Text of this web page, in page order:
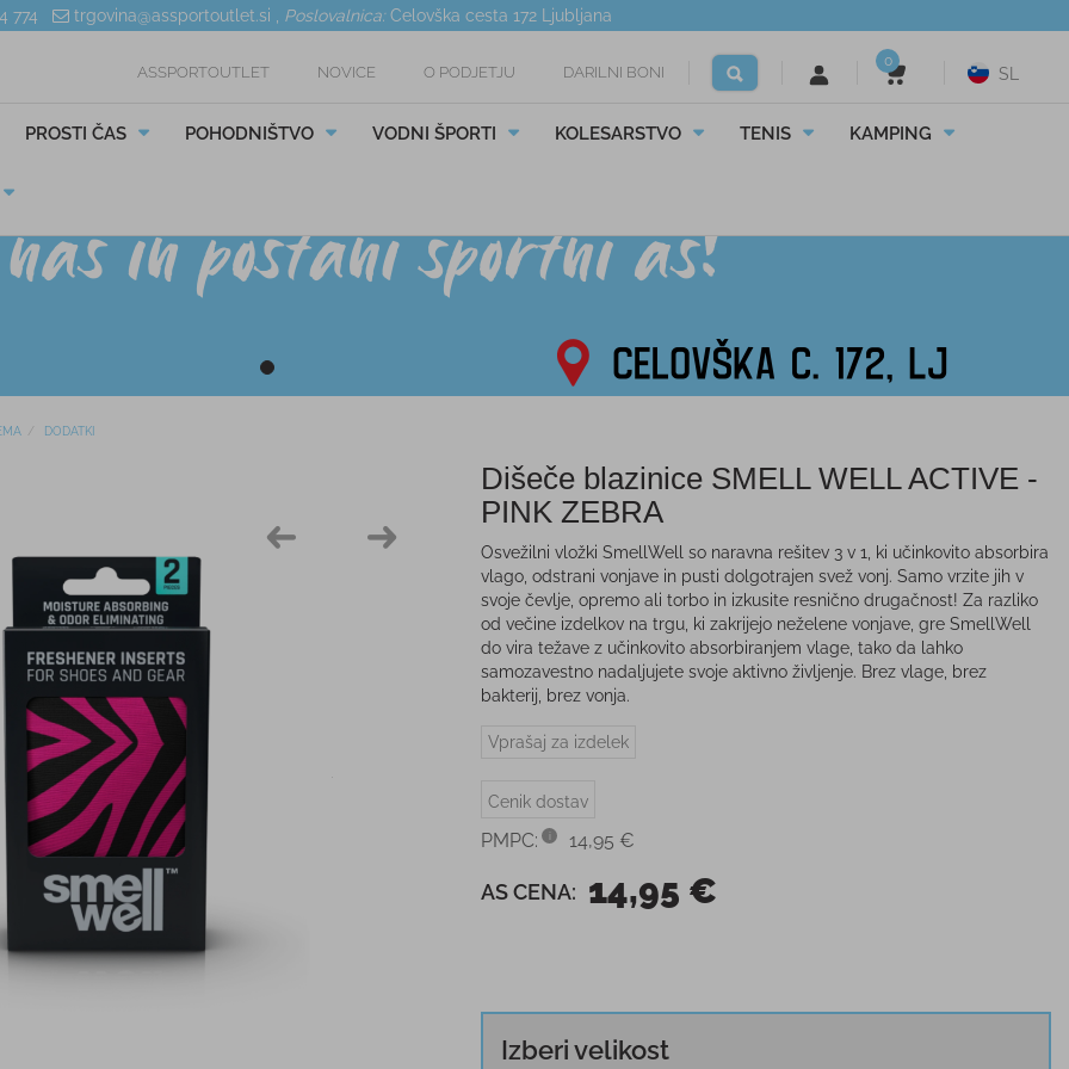
774 trgovina@assportoutlet.si Poslovalnica: Celovška cesta 172Ljubljana
ASSPORTOUTLET NOVICE O PODJETJU DARILNI BONI
0
SL
PROSTI ČAS POHODNIŠTVO VODNI ŠPORTI KOLESARSTVO TENIS KAMPING
DODATKI
Dišeče blazinice SMELL WELL ACTIVE -
PINK ZEBRA
Osvežilni vložki SmellWell so naravna rešitev 3 v 1, ki učinkovito absorbira
vlago, odstrani vonjave in pusti dolgotrajen svež vonj. Samo vrzite jih v
svoje čevlje, opremo ali torbo in izkusite resnično drugačnost! Za razliko
od večine izdelkov na trgu, ki zakrijejo neželene vonjave, gre SmellWell
do vira težave z učinkovito absorbiranjem vlage, tako da lahko
samozavestno nadaljujete svoje aktivno življenje. Brez vlage, brez
bakterij, brez vonja.
Vprašaj za izdelek
Cenik dostav
PMPC: 14,95 €
AS CENA: 14,95 €
Izberi velikost